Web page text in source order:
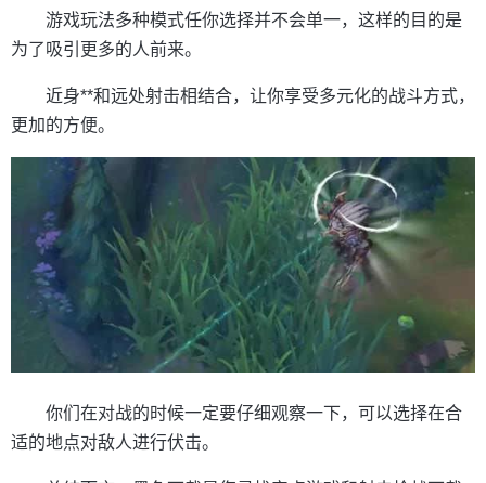
游戏玩法多种模式任你选择并不会单一，这样的目的是
为了吸引更多的人前来。
近身**和远处射击相结合，让你享受多元化的战斗方式，
更加的方便。
你们在对战的时候一定要仔细观察一下，可以选择在合
适的地点对敌人进行伏击。